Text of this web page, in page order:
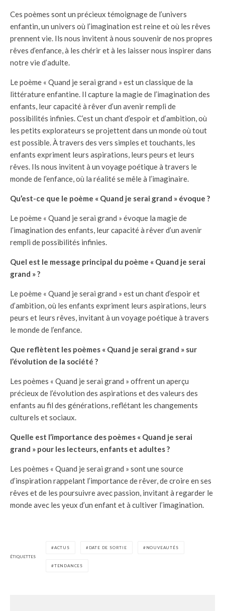
Ces poèmes sont un précieux témoignage de l’univers
enfantin, un univers où l’imagination est reine et où les rêves
prennent vie. Ils nous invitent à nous souvenir de nos propres
rêves d’enfance, à les chérir et à les laisser nous inspirer dans
notre vie d’adulte.
Le poème « Quand je serai grand » est un classique de la
littérature enfantine. Il capture la magie de l’imagination des
enfants, leur capacité à rêver d’un avenir rempli de
possibilités infinies. C’est un chant d’espoir et d’ambition, où
les petits explorateurs se projettent dans un monde où tout
est possible. À travers des vers simples et touchants, les
enfants expriment leurs aspirations, leurs peurs et leurs
rêves. Ils nous invitent à un voyage poétique à travers le
monde de l’enfance, où la réalité se mêle à l’imaginaire.
Qu’est-ce que le poème « Quand je serai grand » évoque ?
Le poème « Quand je serai grand » évoque la magie de
l’imagination des enfants, leur capacité à rêver d’un avenir
rempli de possibilités infinies.
Quel est le message principal du poème « Quand je serai
grand » ?
Le poème « Quand je serai grand » est un chant d’espoir et
d’ambition, où les enfants expriment leurs aspirations, leurs
peurs et leurs rêves, invitant à un voyage poétique à travers
le monde de l’enfance.
Que reflètent les poèmes « Quand je serai grand » sur
l’évolution de la société ?
Les poèmes « Quand je serai grand » offrent un aperçu
précieux de l’évolution des aspirations et des valeurs des
enfants au fil des générations, reflétant les changements
culturels et sociaux.
Quelle est l’importance des poèmes « Quand je serai
grand » pour les lecteurs, enfants et adultes ?
Les poèmes « Quand je serai grand » sont une source
d’inspiration rappelant l’importance de rêver, de croire en ses
rêves et de les poursuivre avec passion, invitant à regarder le
monde avec les yeux d’un enfant et à cultiver l’imagination.
ÉTIQUETTES
ACTUS DATE DE SORTIE NOUVEAUTÉS
TENDANCES